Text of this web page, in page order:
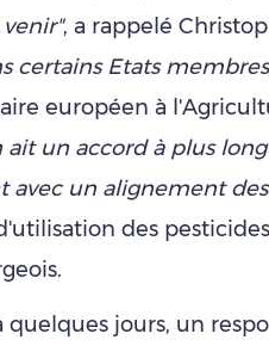
, a rappelé
certains Etats
européen à
ait un accord à plus
avec un alignement
des
quelques jours, un